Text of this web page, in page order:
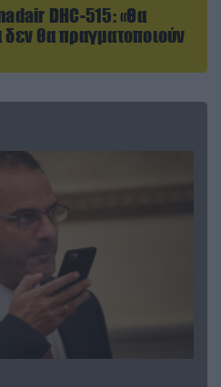
DHC-515: «Θα
δεν θα πραγματοποιούν